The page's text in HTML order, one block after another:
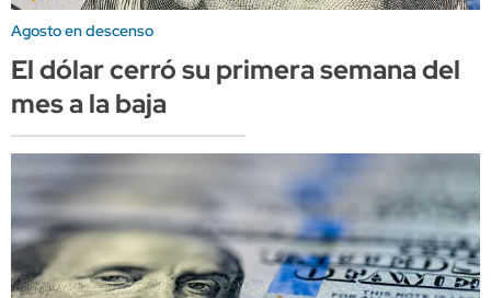
Agosto en descenso
El dólar cerró su primera semana del
mes a la baja